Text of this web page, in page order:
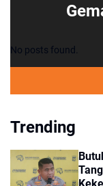
No posts found.
Trending